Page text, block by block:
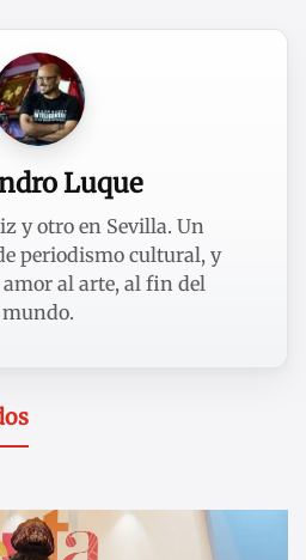
Luque
y otro en Sevilla. Un
periodismo cultural, y
al arte, al fin del
mundo.